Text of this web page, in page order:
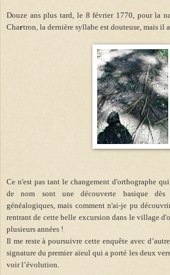
Douze ans plus tard, le 8 février 1770, pour la
Chartron, la dernière syllabe est douteuse, mais il
Ce n'est pas tant le changement d'orthographe
de nom sont une découverte basique dès
généalogiques, mais comment n'ai-je pu
rentrant de cette belle excursion dans le village
plusieurs années !
Il me reste à poursuivre cette enquête avec
signature du premier aïeul qui a porté les deux
voir l’évolution.